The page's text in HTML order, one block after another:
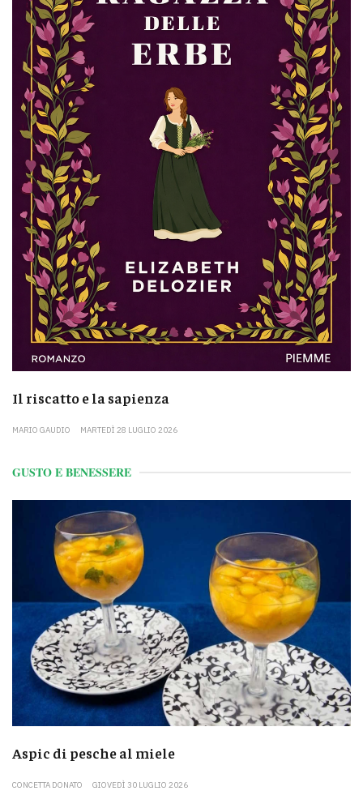
Il riscatto e la sapienza
MARIO GAUDIO MARTEDÌ 28 LUGLIO 2026
GUSTO E BENESSERE
Aspic di pesche al miele
CONCETTA DONATO GIOVEDÌ 30 LUGLIO 2026